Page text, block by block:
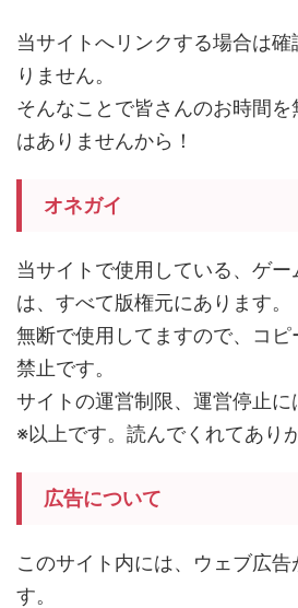
当サイトへリンクする場合は
りません。
そんなことで皆さんのお時間を
はありませんから！
オネガイ
当サイトで使用している、ゲ
は、すべて版権元にあります。
無断で使用してますので、コ
禁止です。
サイトの運営制限、運営停止に
※以上です。読んでくれてあり
広告について
このサイト内には、ウェブ広告
す。